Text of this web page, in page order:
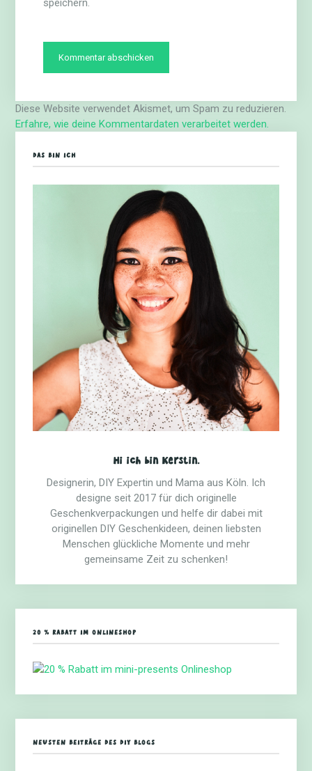
speichern.
Diese Website verwendet Akismet, um Spam zu reduzieren.
Erfahre, wie deine Kommentardaten verarbeitet werden.
DAS BIN ICH
Hi ich bin Kerstin.
Designerin, DIY Expertin und Mama aus Köln. Ich
designe seit 2017 für dich originelle
Geschenkverpackungen und helfe dir dabei mit
originellen DIY Geschenkideen, deinen liebsten
Menschen glückliche Momente und mehr
gemeinsame Zeit zu schenken!
20 % RABATT IM ONLINESHOP
NEUSTEN BEITRÄGE DES DIY BLOGS